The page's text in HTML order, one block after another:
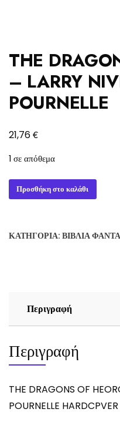
THE
– LARRY
POURNELLE
21,76€
1 σε απόθεμα
THE
DRAGONS
-
ποσότητα
Προσθήκη στο καλάθι
ΚΑΤΗΓΟΡΊΑ: ΒΙΒΛΊΑ
Περιγραφή
Περιγραφή
THE DRAGONS OF
POURNELLE HARDCPVER